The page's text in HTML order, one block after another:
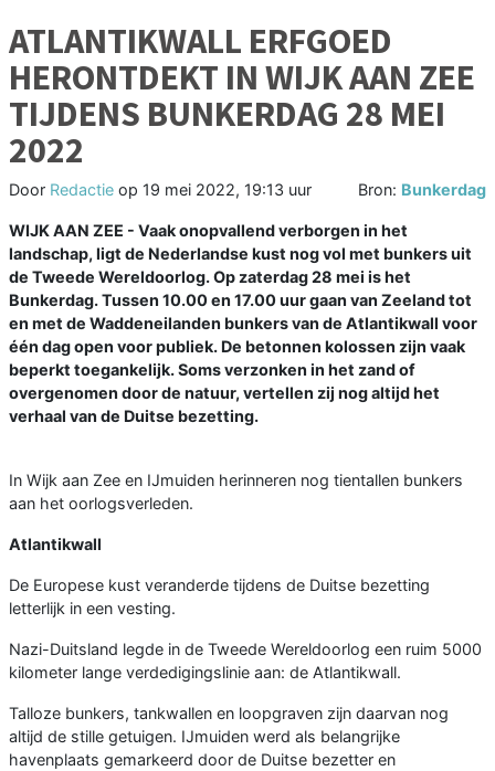
ATLANTIKWALL ERFGOED
HERONTDEKT IN WIJK AAN ZEE
TIJDENS BUNKERDAG 28 MEI
2022
Door Redactie op 19 mei 2022, 19:13 uur Bron: Bunkerdag
WIJK AAN ZEE - Vaak onopvallend verborgen in het
landschap, ligt de Nederlandse kust nog vol met bunkers uit
de Tweede Wereldoorlog. Op zaterdag 28 mei is het
Bunkerdag. Tussen 10.00 en 17.00 uur gaan van Zeeland tot
en met de Waddeneilanden bunkers van de Atlantikwall voor
één dag open voor publiek. De betonnen kolossen zijn vaak
beperkt toegankelijk. Soms verzonken in het zand of
overgenomen door de natuur, vertellen zij nog altijd het
verhaal van de Duitse bezetting.
In Wijk aan Zee en IJmuiden herinneren nog tientallen bunkers
aan het oorlogsverleden.
Atlantikwall
De Europese kust veranderde tijdens de Duitse bezetting
letterlijk in een vesting.
Nazi-Duitsland legde in de Tweede Wereldoorlog een ruim 5000
kilometer lange verdedigingslinie aan: de Atlantikwall.
Talloze bunkers, tankwallen en loopgraven zijn daarvan nog
altijd de stille getuigen. IJmuiden werd als belangrijke
havenplaats gemarkeerd door de Duitse bezetter en